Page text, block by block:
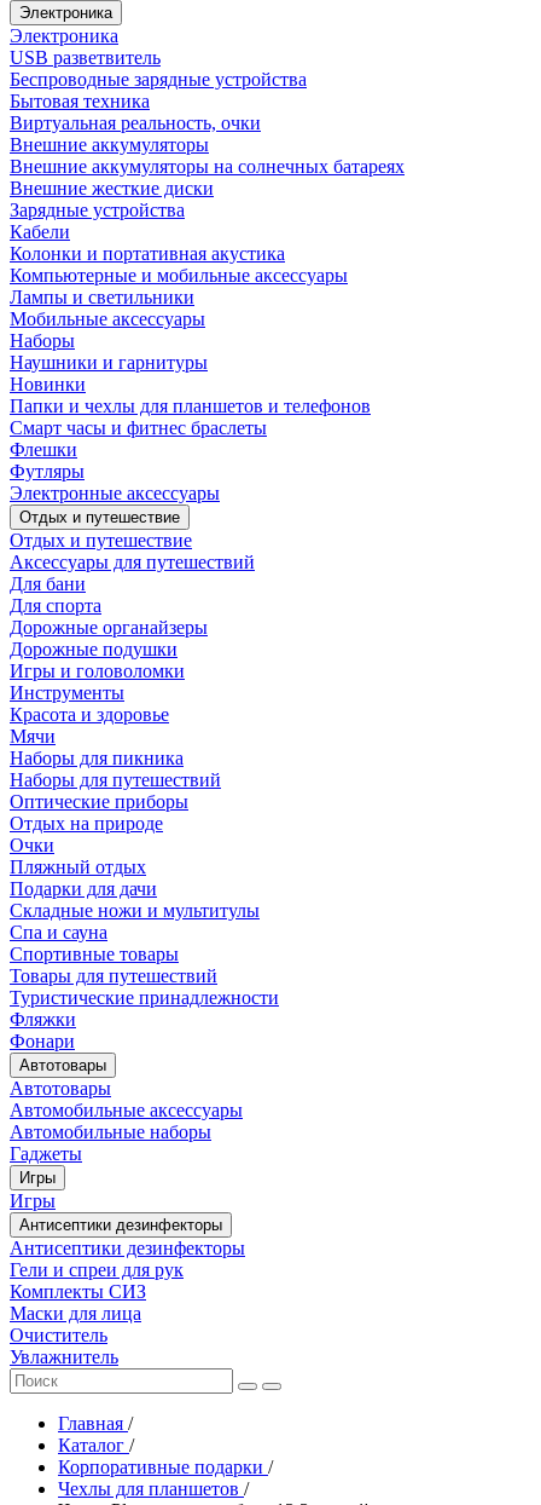
Электроника
Электроника
USB разветвитель
Беспроводные зарядные устройства
Бытовая техника
Виртуальная реальность, очки
Внешние аккумуляторы
Внешние аккумуляторы на солнечных батареях
Внешние жесткие диски
Зарядные устройства
Кабели
Колонки и портативная акустика
Компьютерные и мобильные аксессуары
Лампы и светильники
Мобильные аксессуары
Наборы
Наушники и гарнитуры
Новинки
Папки и чехлы для планшетов и телефонов
Смарт часы и фитнес браслеты
Флешки
Футляры
Электронные аксессуары
Отдых и путешествие
Отдых и путешествие
Аксессуары для путешествий
Для бани
Для спорта
Дорожные органайзеры
Дорожные подушки
Игры и головоломки
Инструменты
Красота и здоровье
Мячи
Наборы для пикника
Наборы для путешествий
Оптические приборы
Отдых на природе
Очки
Пляжный отдых
Подарки для дачи
Складные ножи и мультитулы
Спа и сауна
Спортивные товары
Товары для путешествий
Туристические принадлежности
Фляжки
Фонари
Автотовары
Автотовары
Автомобильные аксессуары
Автомобильные наборы
Гаджеты
Игры
Игры
Антисептики дезинфекторы
Антисептики дезинфекторы
Гели и спреи для рук
Комплекты СИЗ
Маски для лица
Очиститель
Увлажнитель
Главная /
Каталог /
Корпоративные подарки /
Чехлы для планшетов /